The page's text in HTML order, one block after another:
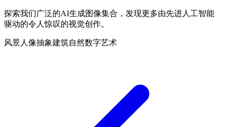
探索我们广泛的AI生成图像集合，发现更多由先进人工智能
驱动的令人惊叹的视觉创作。
风景人像抽象建筑自然数字艺术